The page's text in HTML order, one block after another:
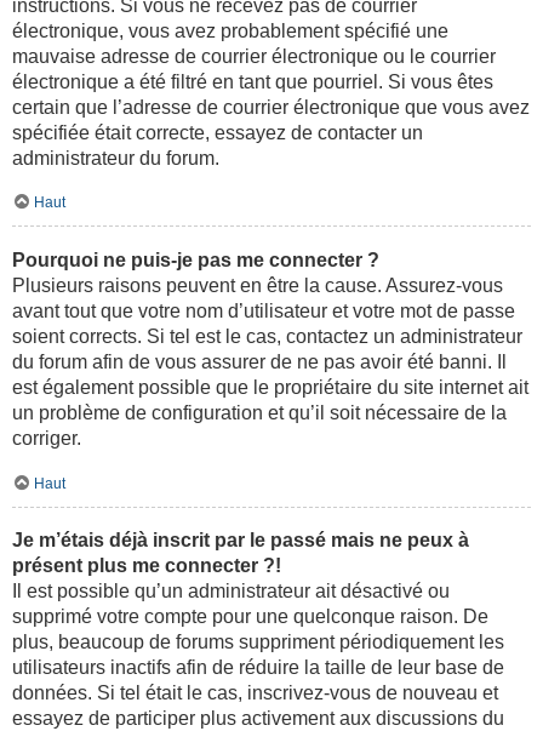
instructions. Si vous ne recevez pas de courrier
électronique, vous avez probablement spécifié une
mauvaise adresse de courrier électronique ou le courrier
électronique a été filtré en tant que pourriel. Si vous êtes
certain que l’adresse de courrier électronique que vous avez
spécifiée était correcte, essayez de contacter un
administrateur du forum.
Haut
Pourquoi ne puis-je pas me connecter ?
Plusieurs raisons peuvent en être la cause. Assurez-vous
avant tout que votre nom d’utilisateur et votre mot de passe
soient corrects. Si tel est le cas, contactez un administrateur
du forum afin de vous assurer de ne pas avoir été banni. Il
est également possible que le propriétaire du site internet ait
un problème de configuration et qu’il soit nécessaire de la
corriger.
Haut
Je m’étais déjà inscrit par le passé mais ne peux à
présent plus me connecter ?!
Il est possible qu’un administrateur ait désactivé ou
supprimé votre compte pour une quelconque raison. De
plus, beaucoup de forums suppriment périodiquement les
utilisateurs inactifs afin de réduire la taille de leur base de
données. Si tel était le cas, inscrivez-vous de nouveau et
essayez de participer plus activement aux discussions du